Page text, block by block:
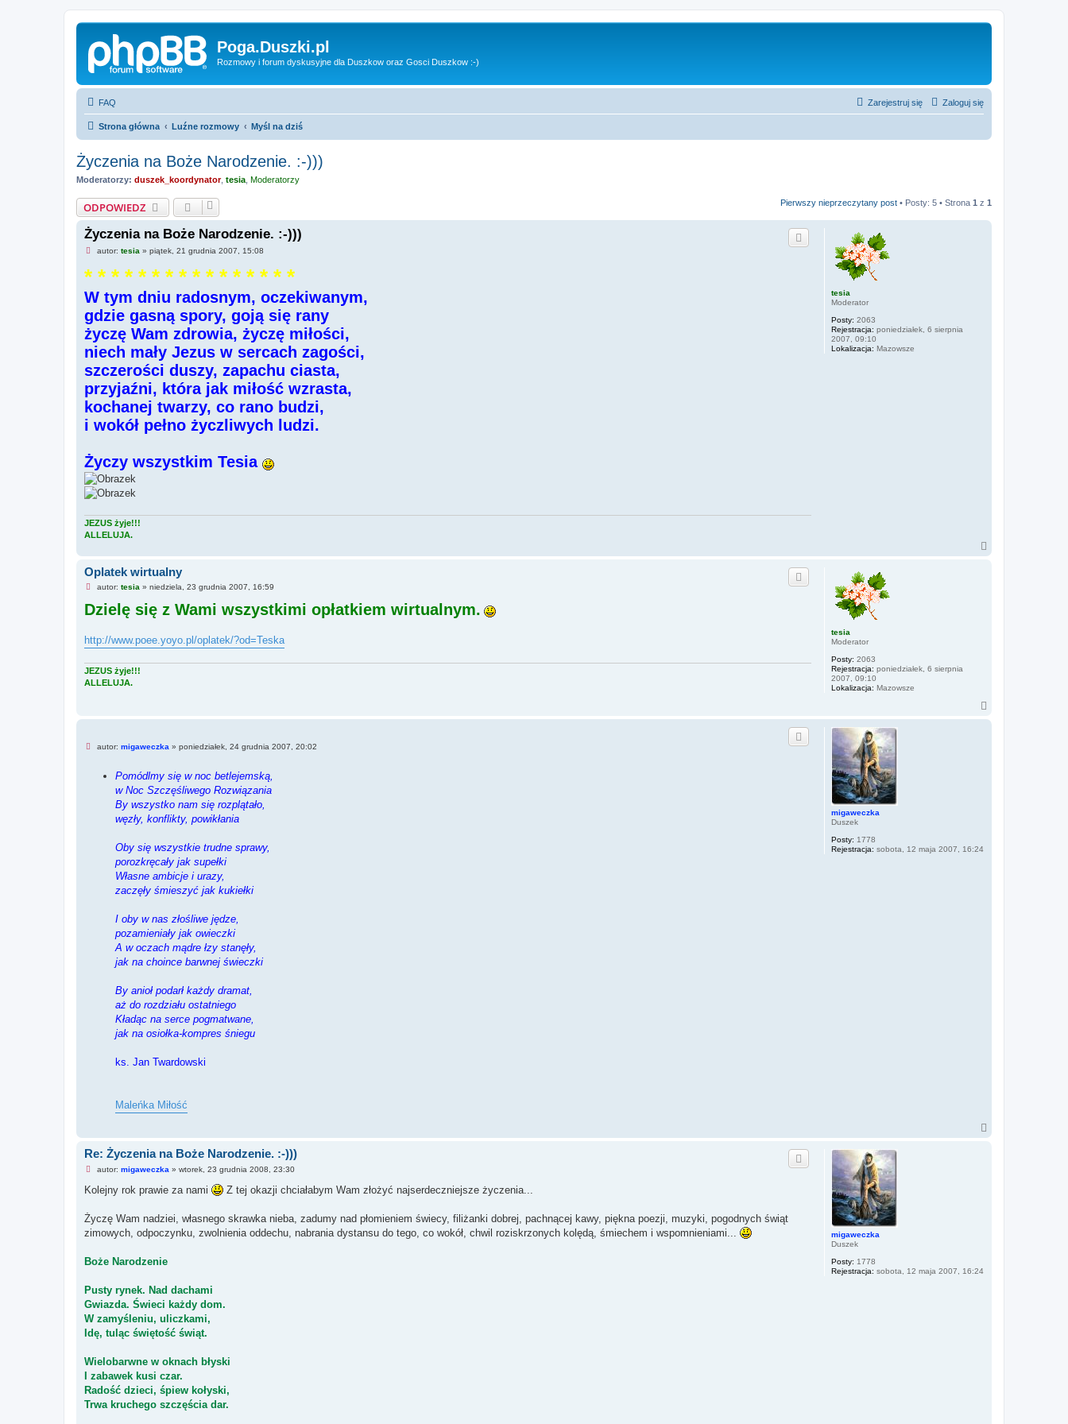
Poga.Duszki.pl
Rozmowy i forum dyskusyjne dla Duszkow oraz Gosci Duszkow :-)
FAQ Zaloguj się
Zarejestruj się
Strona główna Luźne rozmowy Myśl na dziś
Życzenia na Boże Narodzenie. :-)))
Moderatorzy: duszek_koordynator, tesia Moderatorzy
ODPOWIEDZ Pierwszy nieprzeczytany post • Posty: 5 • Strona 1 z 1
tesia
Moderator
Posty: 2063
Rejestracja: poniedziałek, 6 sierpnia
2007, 09:10
Lokalizacja: Mazowsze
Życzenia na Boże Narodzenie. :-)))
N
z
c
y
t
y
o
s
t
autor: tesia » piątek, 21 grudnia 2007, 15:08
* * * * * * * * * * * * * * * *
W tym dniu radosnym, oczekiwanym,
gdzie gasną spory, goją się rany
życzę Wam zdrowia, życzę miłości,
niech mały Jezus w sercach zagości,
szczerości duszy, zapachu ciasta,
przyjaźni, która jak miłość wzrasta,
kochanej twarzy, co rano budzi,
i wokół pełno życzliwych ludzi.
Życzy wszystkim Tesia
JEZUS żyje!!!
ALLELUJA.
tesia
Moderator
Posty: 2063
Rejestracja: poniedziałek, 6 sierpnia
2007, 09:10
Lokalizacja: Mazowsze
Oplatek wirtualny
N
e
p
e
z
y
p
autor: tesia» niedziela, 23 grudnia 2007, 16:59
Dzielę się z Wami wszystkimi opłatkiem wirtualnym.
http://www.poee.yoyo.pl/oplatek/?od=Teska
JEZUS żyje!!!
ALLELUJA.
migaweczka
Duszek
Posty: 1778
Rejestracja: sobota, 12 maja 2007, 16:24
Nautor: migaweczka» poniedziałek, 24 grudnia 2007, 20:02
Pomódlmy się w noc betlejemską,
w Noc Szczęśliwego Rozwiązania
By wszystko nam się rozplątało,
węzły, konflikty, powikłania
Oby się wszystkie trudne sprawy,
porozkręcały jak supełki
Własne ambicje i urazy,
zaczęły śmieszyć jak kukiełki
I oby w nas złośliwe jędze,
pozamieniały jak owieczki
A w oczach mądre łzy stanęły,
jak na choince barwnej świeczki
By anioł podarł każdy dramat,
aż do rozdziału ostatniego
Kładąc na serce pogmatwane,
jak na osiołka-kompres śniegu
ks. Jan Twardowski
Maleńka Miłość
migaweczka
Duszek
Posty: 1778
Rejestracja: sobota, 12 maja 2007, 16:24
Re: Życzenia na Boże Narodzenie. :-)))
N
e
z
e
c
t
y
p
s
t
autor: migaweczka » wtorek, 23 grudnia 2008, 23:30
Kolejny rok prawie za nami Z tej okazji chciałabym Wam złożyć najserdeczniejsze życzenia...
Życzę Wam nadziei, własnego skrawka nieba, zadumy nad płomieniem świecy, filiżanki dobrej, pachnącej kawy, piękna poezji, muzyki, pogodnych świąt
zimowych, odpoczynku, zwolnienia oddechu, nabrania dystansu do tego, co wokół, chwil roziskrzonych kolędą, śmiechem i wspomnieniami...
Boże Narodzenie
Pusty rynek. Nad dachami
Gwiazda. Świeci każdy dom.
W zamyśleniu, uliczkami,
Idę, tuląc świętość świąt.
Wielobarwne w oknach błyski
I zabawek kusi czar.
Radość dzieci, śpiew kołyski,
Trwa kruchego szczęścia dar.